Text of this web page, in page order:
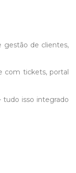
gestão de clientes,
com tickets, portal
tudo isso integrado